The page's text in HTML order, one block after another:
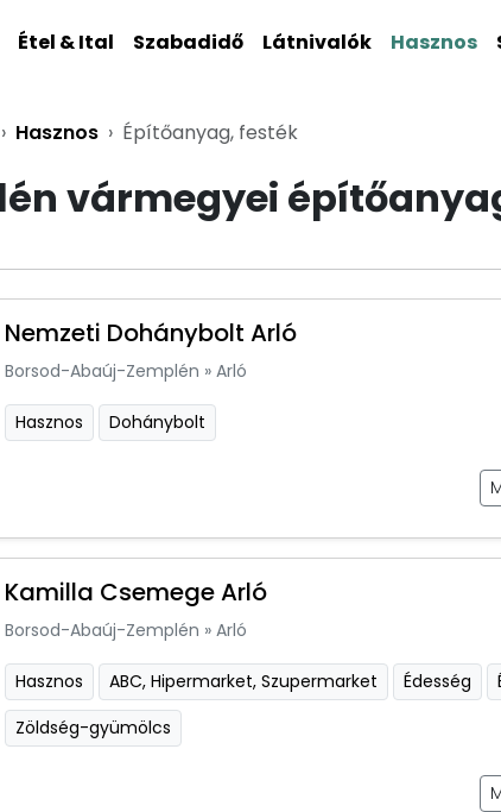
Étel & Ital Szabadidő Látnivalók Hasznos
Hasznos Építőanyag, festék
vármegyei
Nemzeti Dohánybolt Arló
Borsod-Abaúj-Zemplén » Arló
Hasznos Dohánybolt
Kamilla Csemege Arló
Borsod-Abaúj-Zemplén » Arló
Hasznos ABC, Hipermarket, Szupermarket Édesség
Zöldség-gyümölcs